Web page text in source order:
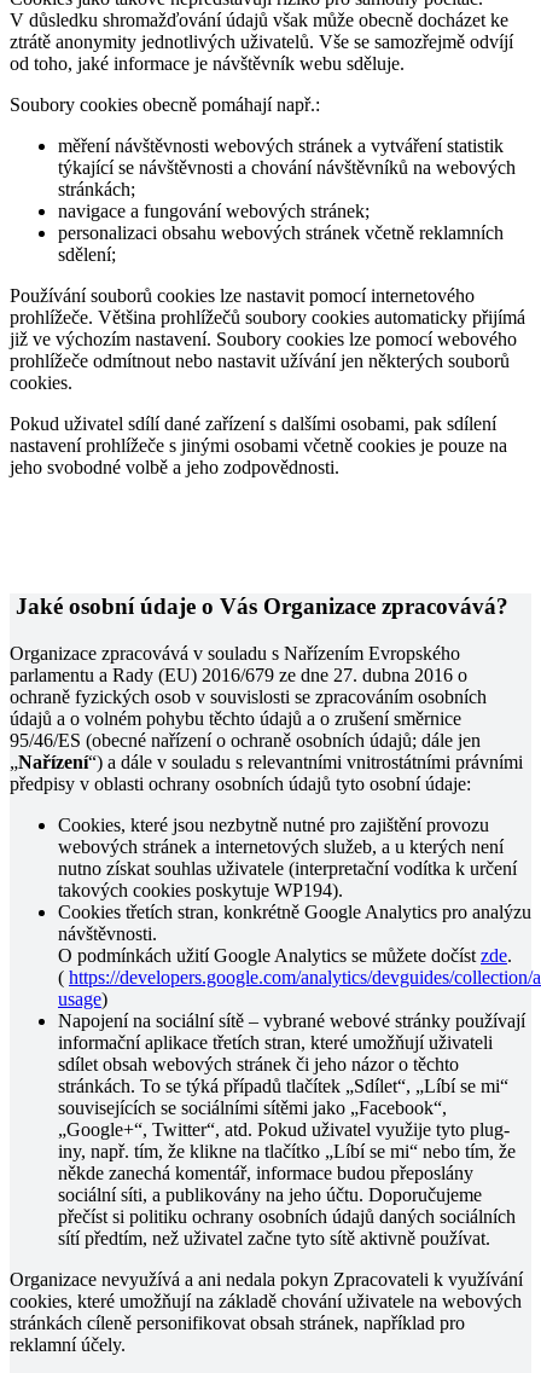
V důsledku shromažďování údajů však může obecně docházet ke
ztrátě anonymity jednotlivých uživatelů. Vše se samozřejmě odvíjí
od toho, jaké informace je návštěvník webu sděluje.
Soubory cookies obecně pomáhají např.:
měření návštěvnosti webových stránek a vytváření statistik
týkající se návštěvnosti a chování návštěvníků na webových
stránkách;
navigace a fungování webových stránek;
personalizaci obsahu webových stránek včetně reklamních
sdělení;
Používání souborů cookies lze nastavit pomocí internetového
prohlížeče. Většina prohlížečů soubory cookies automaticky přijímá
již ve výchozím nastavení. Soubory cookies lze pomocí webového
prohlížeče odmítnout nebo nastavit užívání jen některých souborů
cookies.
Pokud uživatel sdílí dané zařízení s dalšími osobami, pak sdílení
nastavení prohlížeče s jinými osobami včetně cookies je pouze na
jeho svobodné volbě a jeho zodpovědnosti.
Jaké osobní údaje o Vás Organizace zpracovává?
Organizace zpracovává v souladu s Nařízením Evropského
parlamentu a Rady (EU) 2016/679 ze dne 27. dubna 2016 o
ochraně fyzických osob v souvislosti se zpracováním osobních
údajů a o volném pohybu těchto údajů a o zrušení směrnice
95/46/ES (obecné nařízení o ochraně osobních údajů; dále jen
„Nařízení“) a dále v souladu s relevantními vnitrostátními právními
předpisy v oblasti ochrany osobních údajů tyto osobní údaje:
Cookies, které jsou nezbytně nutné pro zajištění provozu
webových stránek a internetových služeb, a u kterých není
nutno získat souhlas uživatele (interpretační vodítka k určení
takových cookies poskytuje WP194).
Cookies třetích stran, konkrétně Google Analytics pro analýzu
návštěvnosti.
O podmínkách užití Google Analytics se můžete dočíst zde.
( https://developers.google.com/analytics/devguides/collection/
usage)
Napojení na sociální sítě – vybrané webové stránky používají
informační aplikace třetích stran, které umožňují uživateli
sdílet obsah webových stránek či jeho názor o těchto
stránkách. To se týká případů tlačítek „Sdílet“, „Líbí se mi“
souvisejících se sociálními sítěmi jako „Facebook“,
„Google+“, Twitter“, atd. Pokud uživatel využije tyto plug-
iny, např. tím, že klikne na tlačítko „Líbí se mi“ nebo tím, že
někde zanechá komentář, informace budou přeposlány
sociální síti, a publikovány na jeho účtu. Doporučujeme
přečíst si politiku ochrany osobních údajů daných sociálních
sítí předtím, než uživatel začne tyto sítě aktivně používat.
Organizace nevyužívá a ani nedala pokyn Zpracovateli k využívání
cookies, které umožňují na základě chování uživatele na webových
stránkách cíleně personifikovat obsah stránek, například pro
reklamní účely.